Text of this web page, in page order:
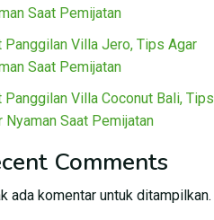
Saat Pemijatan
Panggilan Villa Jero, Tips Agar
Saat Pemijatan
Panggilan Villa Coconut Bali, Tips
Nyaman Saat Pemijatan
Comments
ada komentar untuk ditampilkan.